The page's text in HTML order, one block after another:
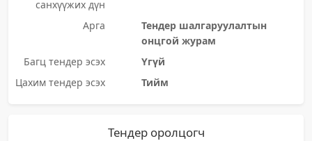
санхүүжих дүн
Арга
Тендер шалгаруулалтын
онцгой журам
Багц тендер эсэх
Үгүй
Цахим тендер эсэх
Тийм
Тендер оролцогч